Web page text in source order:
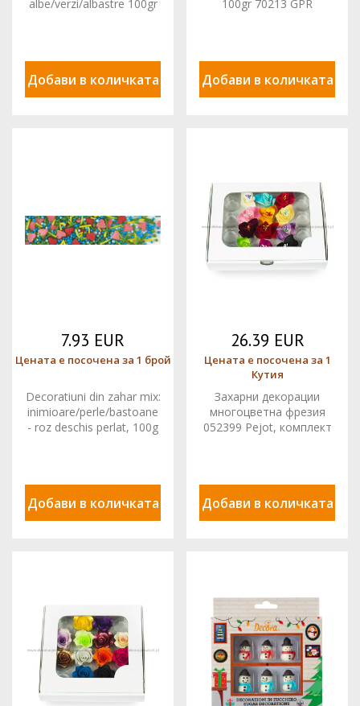
albe/verzi/albastre 100gr
Добави в количката
100gr 70213 GPR
Добави в количката
7.93 EUR
Цената е посочена за 1 брой
Decoratiuni din zahar mix:
inimioare/perle/bastoane
- roz deschis perlat, 100g
Добави в количката
26.39 EUR
Цената е посочена за 1
Кутия
Захарни декорации
многоцветна фрезия
052399 Pejot, комплект
Добави в количката